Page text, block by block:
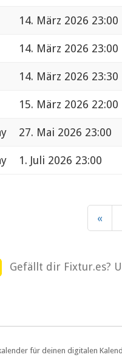
14. März 2026 23:00
14. März 2026 23:00
14. März 2026 23:30
15. März 2026 22:00
27. Mai 2026 23:00
1. Juli 2026 23:00
«
Gefällt dir Fixtur.es?
für deinen digitalen